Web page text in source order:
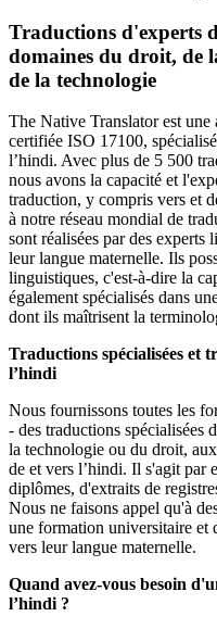
Traductions d'experts
domaines du droit, de
de la technologie
The Native Translator est
certifiée ISO 17100,
l’hindi. Avec plus de 5 500
nous avons la capacité et
traduction, y compris vers et
à notre réseau mondial de
sont réalisées par des
leur langue maternelle. Ils
linguistiques, c'est-à-dire la
également spécialisés dans
dont ils maîtrisent la
Traductions spécialisées et
l’hindi
Nous fournissons toutes les
- des traductions spécialisées
la technologie ou du droit,
de et vers l’hindi. Il s'agit par
diplômes, d'extraits de
Nous ne faisons appel qu'à
une formation universitaire et
vers leur langue maternelle.
Quand avez-vous besoin
l’hindi ?